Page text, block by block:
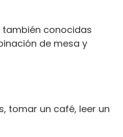
también conocidas
de mesa y
tomar un café, leer un